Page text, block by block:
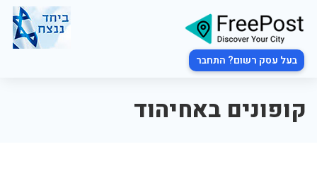
בעל עסק רשום? התחבר
קופונים באחיהוד